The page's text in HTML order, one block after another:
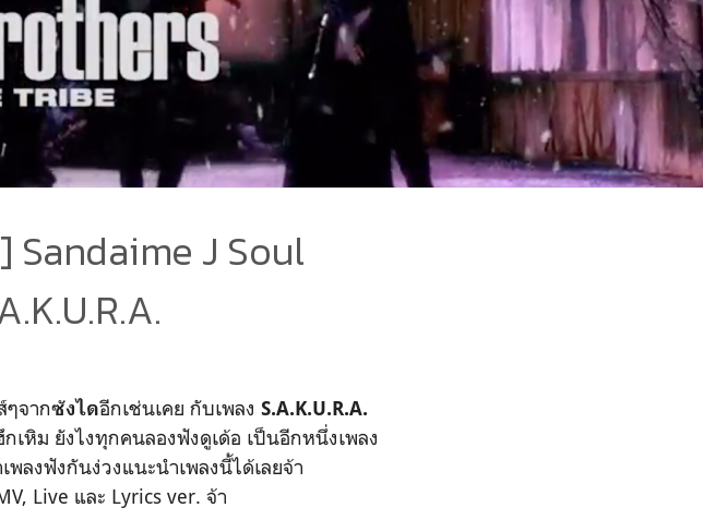
Sandaime J Soul
จากซังไดอีกเช่นเคย กับเพลง S.A.K.U.R.A.
หิม ยังไงทุกคนลองฟังดูเด้อ เป็นอีกหนึ่งเพลง
ลงฟังกันง่วงแนะนำเพลงนี้ได้เลยจ้า
Live และ Lyrics ver. จ้า